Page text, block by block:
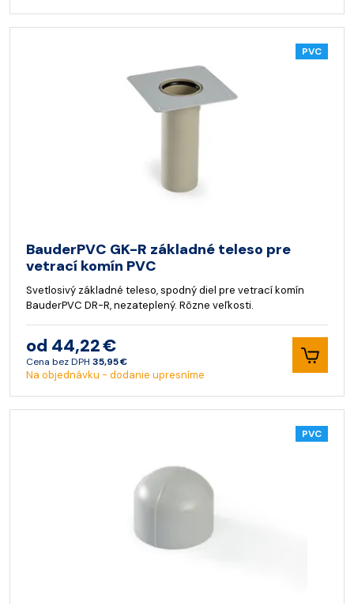
PVC
BauderPVC GK-R základné teleso pre
vetrací komín PVC
Svetlosivý základné teleso, spodný diel pre vetrací komín
BauderPVC DR-R, nezateplený. Rôzne veľkosti.
od 44,22 €
Cena bez DPH 35,95 €
Na objednávku - dodanie upresníme
PVC